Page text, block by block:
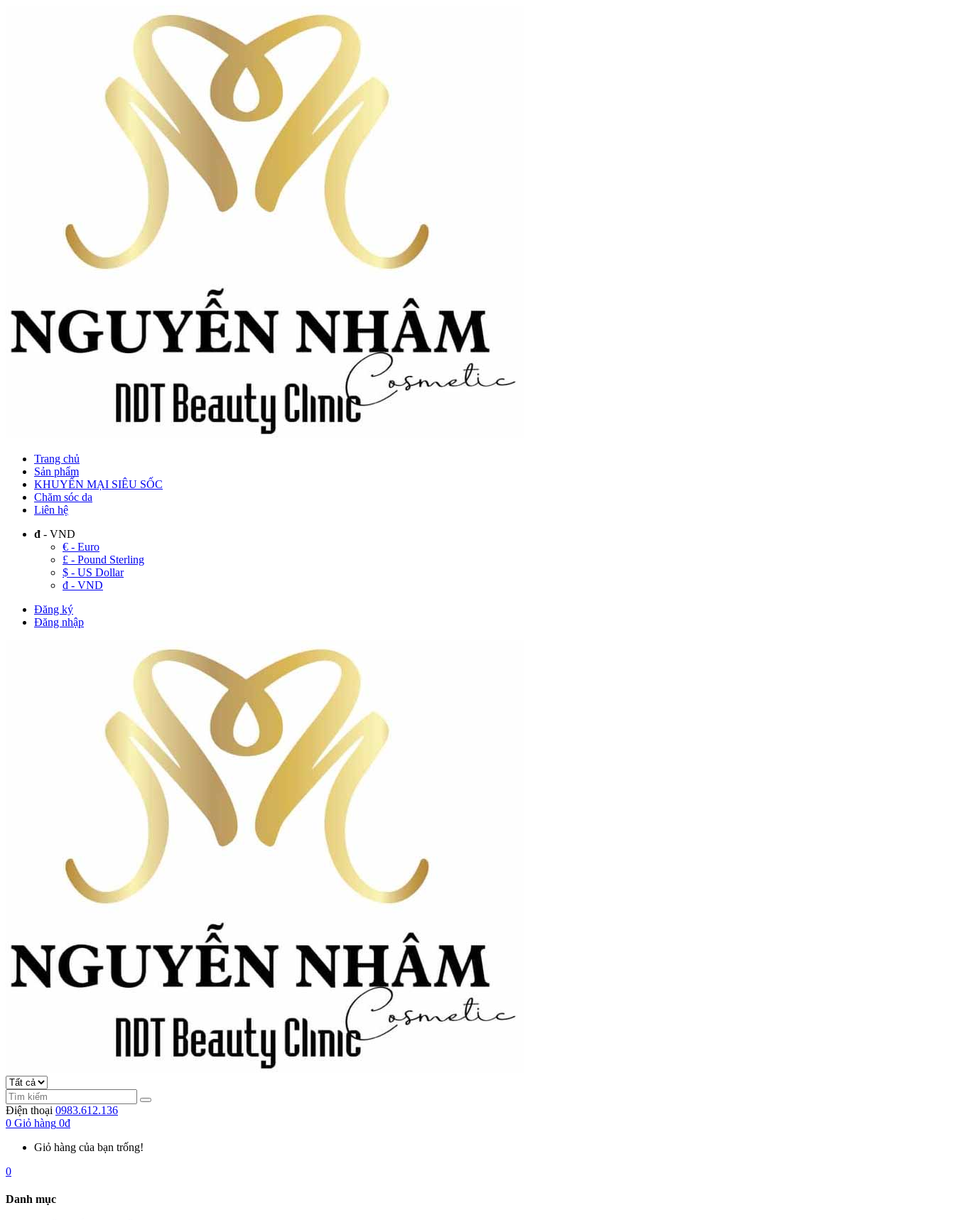
Trang chủ
Sản phẩm
KHUYẾN MẠI SIÊU SỐC
Chăm sóc da
Liên hệ
đ - VND
€ - Euro
£ - Pound Sterling
$ - US Dollar
đ - VND
Đăng ký
Đăng nhập
Điện thoại 0983.612.136
0 Giỏ hàng 0đ
Giỏ hàng của bạn trống!
0
Danh mục